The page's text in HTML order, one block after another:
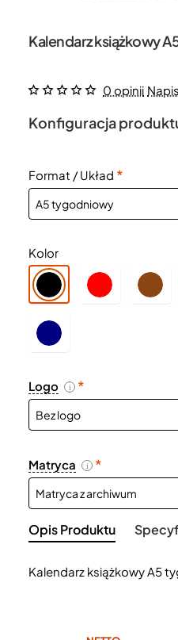
Kalendarz książkowy
0 opinii
Konfiguracja
Format / Układ
Kolor
Logo i
Matryca i
Opis Produktu
Kalendarz książkowy A5